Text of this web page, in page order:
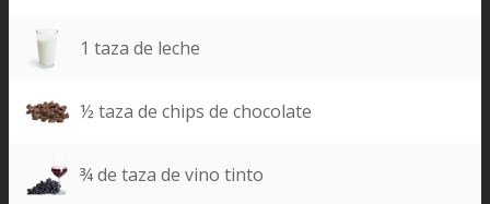
1 taza de leche
½ taza de chips de chocolate
¾ de taza de vino tinto